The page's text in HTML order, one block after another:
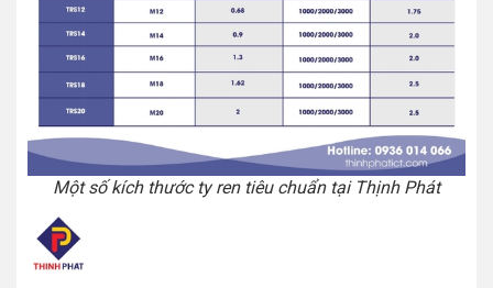
Một số kích thước ty ren tiêu chuẩn tại Thịnh Phát